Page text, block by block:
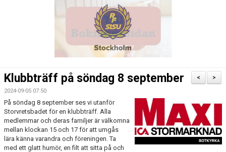
NYHETER
KALENDER
BILDGALLERI
>
<
Klubbträff på söndag 8 september
2024-09-05 07:50
På söndag 8 september ses vi utanför
Storvretsbadet för en klubbträff. Alla
medlemmar och deras familjer är välkomna
mellan klockan 15 och 17 för att umgås
lära känna varandra och föreningen. Ta
med ett glatt humör, en filt att sitta på och